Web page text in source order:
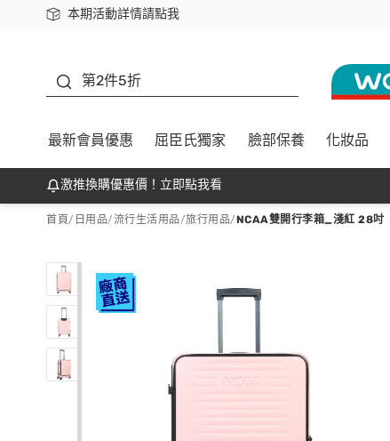
本期活動詳情請點我
下載app最高回饋$350
第2件5折
最新會員優惠 屈臣氏獨家 臉部保養 化妝品
激推換購優惠價！立即點我看
首頁/ 日用品/流行生活用品/旅行用品/NCAA雙開行李箱_淺紅 28吋